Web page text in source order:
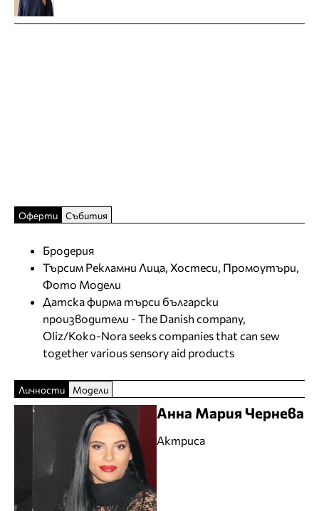
Оферти Събития
Бродерия
Търсим Рекламни Лица, Хостеси, Промоутъри,
Фото Модели
Датска фирма търси български
производители - The Danish company,
Oliz/Koko-Nora seeks companies that can sew
together various sensory aid products
Личности Модели
Анна Мария Чернева
Актриса